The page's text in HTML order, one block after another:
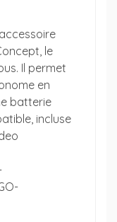
le
Il permet
en
batterie
incluse